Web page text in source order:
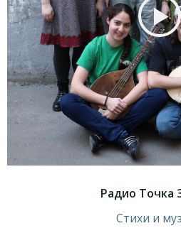
Радио Точка
Стихи и